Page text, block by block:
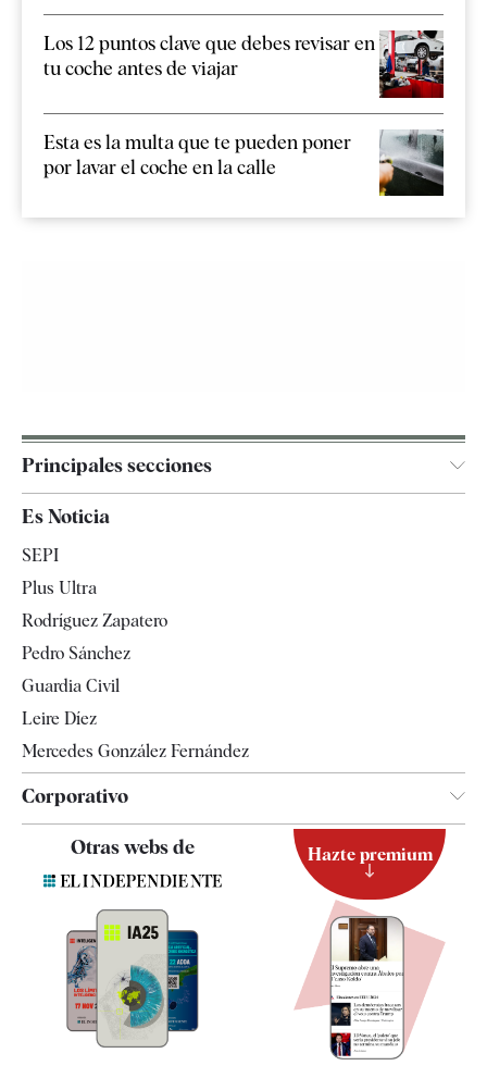
Los 12 puntos clave que debes revisar en
tu coche antes de viajar
Esta es la multa que te pueden poner
por lavar el coche en la calle
Principales secciones
España
Televisión
Es Noticia
SEPI
Plus Ultra
Rodríguez Zapatero
Pedro Sánchez
Guardia Civil
Leire Díez
Mercedes González Fernández
Corporativo
Contacto
Quiénes somos
Especificaciones
Otras webs de Hazte premium